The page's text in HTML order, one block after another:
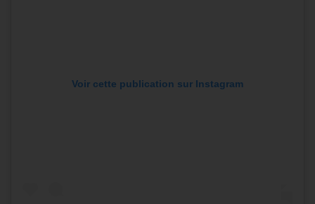
Voir cette publication sur Instagram